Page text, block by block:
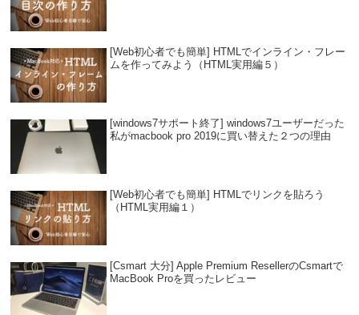
[Web初心者でも簡単] HTMLでインライン・フレー
ムを作ってみよう（HTML実用編５）
[windows7サポート終了] windows7ユーザーだった
私がmacbook pro 2019に買い替えた２つの理由
[Web初心者でも簡単] HTMLでリンクを貼ろう
（HTML実用編１）
[Csmart 大分] Apple Premium ResellerのCsmartで
MacBook Proを買ったレビュー